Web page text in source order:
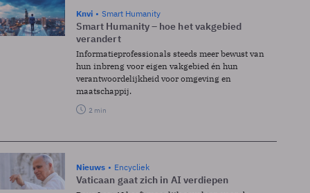
Knvi Smart Humanity
Smart Humanity – hoe het vakgebied
verandert
Informatieprofessionals steeds meer bewust van
hun inbreng voor eigen vakgebied én hun
verantwoordelijkheid voor omgeving en
maatschappij.
2 min
Nieuws Encycliek
Vaticaan gaat zich in AI verdiepen